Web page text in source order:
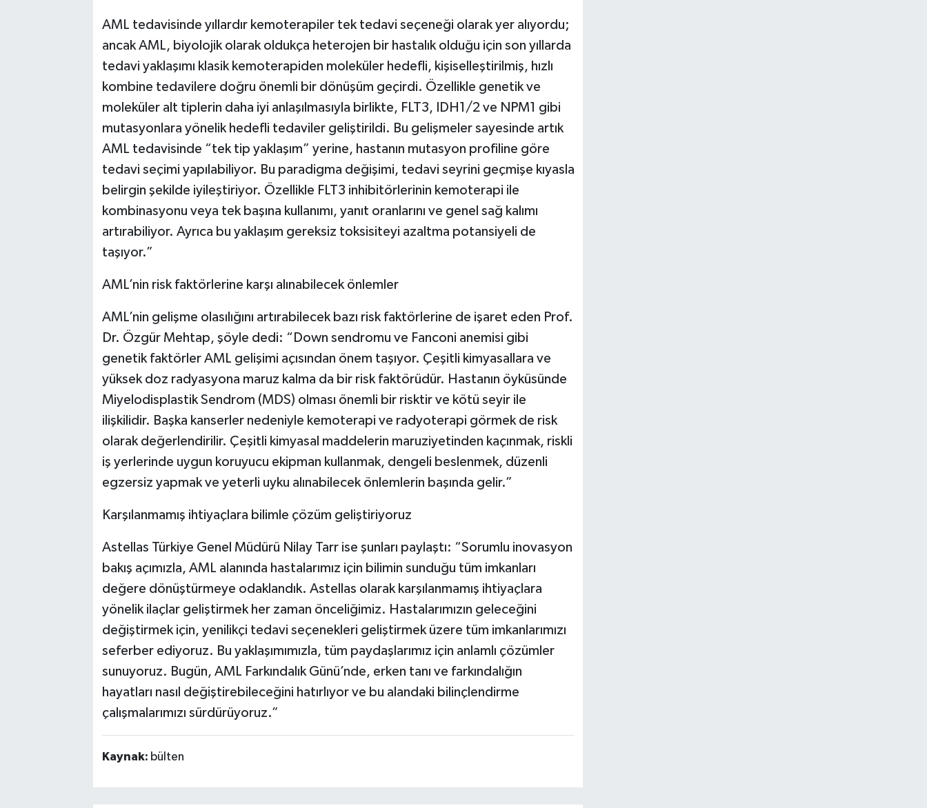
AML tedavisinde yıllardır kemoterapiler tek tedavi seçeneği olarak yer alıyordu;
ancak AML, biyolojik olarak oldukça heterojen bir hastalık olduğu için son yıllarda
tedavi yaklaşımı klasik kemoterapiden moleküler hedefli, kişiselleştirilmiş, hızlı
kombine tedavilere doğru önemli bir dönüşüm geçirdi. Özellikle genetik ve
moleküler alt tiplerin daha iyi anlaşılmasıyla birlikte, FLT3, IDH1/2 ve NPM1 gibi
mutasyonlara yönelik hedefli tedaviler geliştirildi. Bu gelişmeler sayesinde artık
AML tedavisinde “tek tip yaklaşım” yerine, hastanın mutasyon profiline göre
tedavi seçimi yapılabiliyor. Bu paradigma değişimi, tedavi seyrini geçmişe kıyasla
belirgin şekilde iyileştiriyor. Özellikle FLT3 inhibitörlerinin kemoterapi ile
kombinasyonu veya tek başına kullanımı, yanıt oranlarını ve genel sağ kalımı
artırabiliyor. Ayrıca bu yaklaşım gereksiz toksisiteyi azaltma potansiyeli de
taşıyor.”
AML’nin risk faktörlerine karşı alınabilecek önlemler
AML’nin gelişme olasılığını artırabilecek bazı risk faktörlerine de işaret eden Prof.
Dr. Özgür Mehtap, şöyle dedi: “Down sendromu ve Fanconi anemisi gibi
genetik faktörler AML gelişimi açısından önem taşıyor. Çeşitli kimyasallara ve
yüksek doz radyasyona maruz kalma da bir risk faktörüdür. Hastanın öyküsünde
Miyelodisplastik Sendrom (MDS) olması önemli bir risktir ve kötü seyir ile
ilişkilidir. Başka kanserler nedeniyle kemoterapi ve radyoterapi görmek de risk
olarak değerlendirilir. Çeşitli kimyasal maddelerin maruziyetinden kaçınmak, riskli
iş yerlerinde uygun koruyucu ekipman kullanmak, dengeli beslenmek, düzenli
egzersiz yapmak ve yeterli uyku alınabilecek önlemlerin başında gelir.”
Karşılanmamış ihtiyaçlara bilimle çözüm geliştiriyoruz
Astellas Türkiye Genel Müdürü Nilay Tarr ise şunları paylaştı: “Sorumlu inovasyon
bakış açımızla, AML alanında hastalarımız için bilimin sunduğu tüm imkanları
değere dönüştürmeye odaklandık. Astellas olarak karşılanmamış ihtiyaçlara
yönelik ilaçlar geliştirmek her zaman önceliğimiz. Hastalarımızın geleceğini
değiştirmek için, yenilikçi tedavi seçenekleri geliştirmek üzere tüm imkanlarımızı
seferber ediyoruz. Bu yaklaşımımızla, tüm paydaşlarımız için anlamlı çözümler
sunuyoruz. Bugün, AML Farkındalık Günü’nde, erken tanı ve farkındalığın
hayatları nasıl değiştirebileceğini hatırlıyor ve bu alandaki bilinçlendirme
çalışmalarımızı sürdürüyoruz.”
Kaynak: bülten